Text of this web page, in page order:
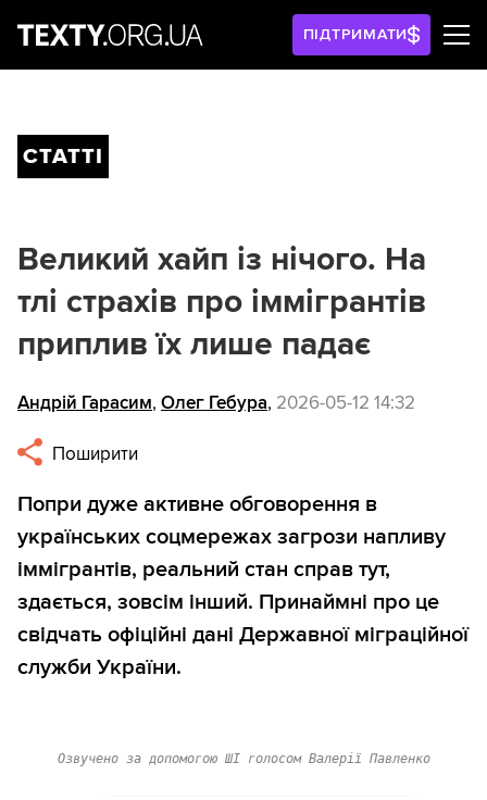
ПІДТРИМАТИ
СТАТТІ
Великий хайп із нічого. На
тлі страхів про іммігрантів
приплив їх лише падає
Андрій Гарасим, Олег Гебура, 2026-05-12 14:32
Поширити
Попри дуже активне обговорення в
українських соцмережах загрози напливу
іммігрантів, реальний стан справ тут,
здається, зовсім інший. Принаймні про це
свідчать офіційні дані Державної міграційної
служби України.
Озвучено за допомогою ШІ голосом Валерії Павленко